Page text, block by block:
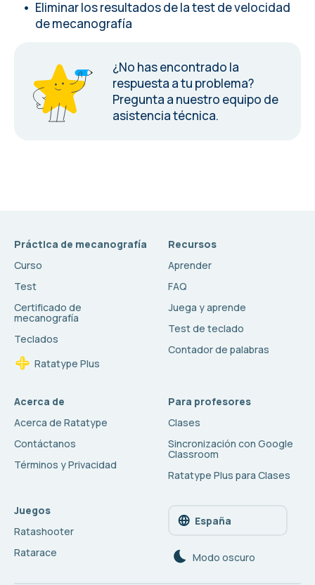
Eliminar los resultados de la test de velocidad
de mecanografía
¿No has encontrado la
respuesta a tu problema?
Pregunta a nuestro equipo de
asistencia técnica.
Práctica de mecanografía
Curso
Test
Certificado de
mecanografía
Teclados
Ratatype Plus
Recursos
Aprender
FAQ
Juega y aprende
Test de teclado
Contador de palabras
Acerca de
Acerca de Ratatype
Contáctanos
Términos y Privacidad
Para profesores
Clases
Sincronización con Google
Classroom
Ratatype Plus para Clases
Juegos
Ratashooter
Ratarace
España
Modo oscuro